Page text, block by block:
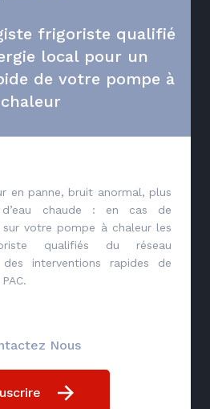
frigoriste qualifié
local pour un
de votre pompe à
chaleur
en panne, bruit anormal, plus
chaude : en cas de
votre pompe à chaleur les
qualifiés du réseau
des interventions rapides de
Nous